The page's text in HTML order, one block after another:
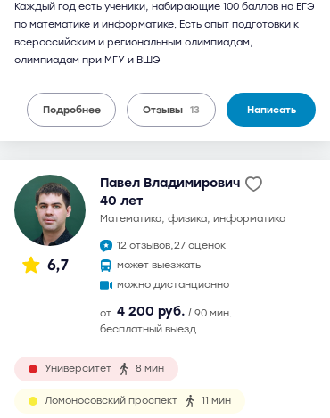
Каждый год есть ученики, набирающие 100 баллов на ЕГЭ
по математике и информатике. Есть опыт подготовки к
всероссийским и региональным олимпиадам,
олимпиадам при МГУ и ВШЭ
Подробнее Отзывы 13 Написать
6,7
Павел Владимирович
40 лет
математика, физика, информатика
12 отзывов,27 оценок
может выезжать
можно дистанционно
от 4 200 руб. / 90 мин.
бесплатный выезд
Университет 8 мин
Ломоносовский проспект 11 мин